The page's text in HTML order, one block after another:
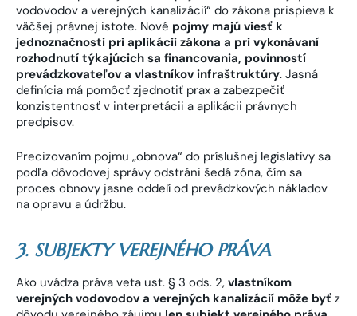
vodovodov a verejných kanalizácií“ do zákona prispieva k
väčšej právnej istote. Nové pojmy majú viesť k
jednoznačnosti pri aplikácii zákona a pri vykonávaní
rozhodnutí týkajúcich sa financovania, povinností
prevádzkovateľov a vlastníkov infraštruktúry. Jasná
definícia má pomôcť zjednotiť prax a zabezpečiť
konzistentnosť v interpretácii a aplikácii právnych
predpisov.
Precizovaním pojmu „obnova“ do príslušnej legislatívy sa
podľa dôvodovej správy odstráni šedá zóna, čím sa
proces obnovy jasne oddelí od prevádzkových nákladov
na opravu a údržbu.
3. SUBJEKTY VEREJNÉHO PRÁVA
Ako uvádza práva veta ust. § 3 ods. 2, vlastníkom
verejných vodovodov a verejných kanalizácií môže byť z